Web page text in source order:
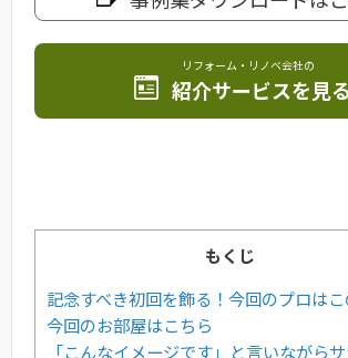
リフォーム・リノベ会社の
紹介サービスを見る
もくじ
記念すべき初回を飾る！今回のプロは
今回のお部屋はこちら
「こんなイメージです」と言いながら